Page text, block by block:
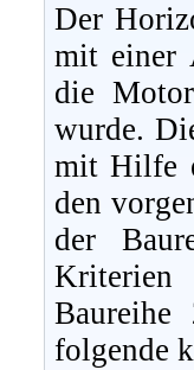
Der
mit einer
die
wurde.
mit Hilfe
den
der
Kriterien
folgende